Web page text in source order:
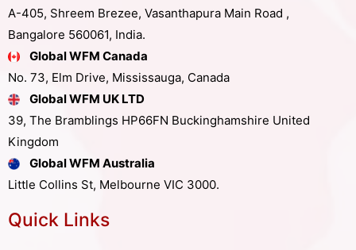
A-405, Shreem Brezee, Vasanthapura Main Road ,
Bangalore 560061, India.
Global WFM Canada
No. 73, Elm Drive, Mississauga, Canada
Global WFM UK LTD
39, The Bramblings HP66FN Buckinghamshire United
Kingdom
Global WFM Australia
Little Collins St, Melbourne VIC 3000.
Quick Links